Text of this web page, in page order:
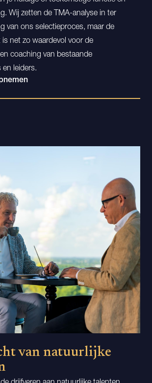
Wij zetten de TMA-analyse in ter
van ons selectieproces, maar de
net zo waardevol voor de
coaching van bestaande
en leiders.
van natuurlijke